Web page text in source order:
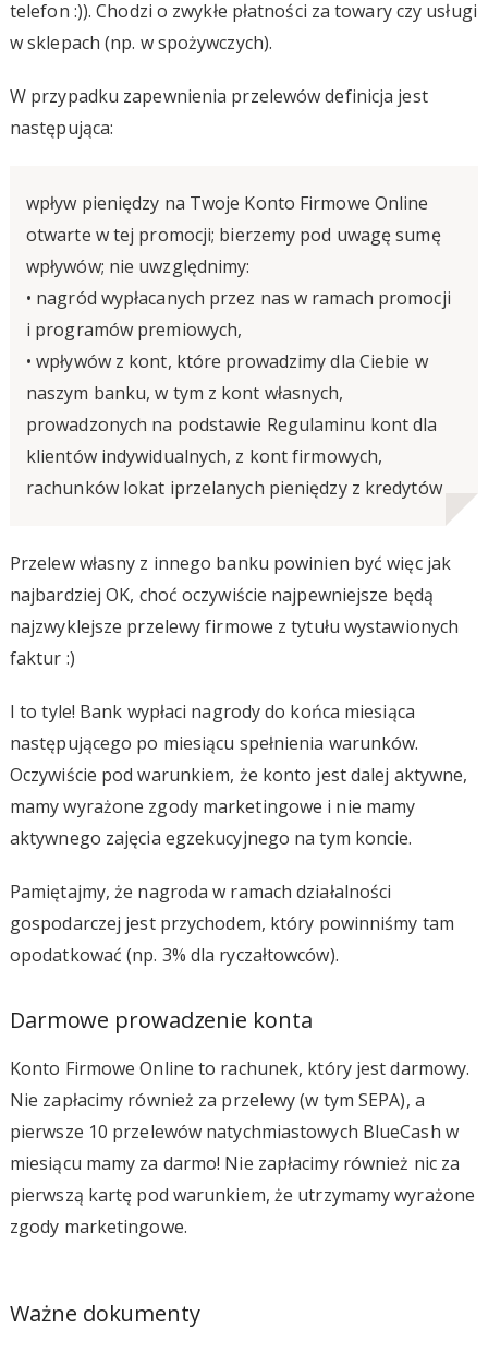
telefon :)). Chodzi o zwykłe płatności za towary czy usługi
w sklepach (np. w spożywczych).
W przypadku zapewnienia przelewów definicja jest
następująca:
wpływ pieniędzy na Twoje Konto Firmowe Online
otwarte w tej promocji; bierzemy pod uwagę sumę
wpływów; nie uwzględnimy:
• nagród wypłacanych przez nas w ramach promocji
i programów premiowych,
• wpływów z kont, które prowadzimy dla Ciebie w
naszym banku, w tym z kont własnych,
prowadzonych na podstawie Regulaminu kont dla
klientów indywidualnych, z kont firmowych,
rachunków lokat iprzelanych pieniędzy z kredytów
Przelew własny z innego banku powinien być więc jak
najbardziej OK, choć oczywiście najpewniejsze będą
najzwyklejsze przelewy firmowe z tytułu wystawionych
faktur :)
I to tyle! Bank wypłaci nagrody do końca miesiąca
następującego po miesiącu spełnienia warunków.
Oczywiście pod warunkiem, że konto jest dalej aktywne,
mamy wyrażone zgody marketingowe i nie mamy
aktywnego zajęcia egzekucyjnego na tym koncie.
Pamiętajmy, że nagroda w ramach działalności
gospodarczej jest przychodem, który powinniśmy tam
opodatkować (np. 3% dla ryczałtowców).
Darmowe prowadzenie konta
Konto Firmowe Online to rachunek, który jest darmowy.
Nie zapłacimy również za przelewy (w tym SEPA), a
pierwsze 10 przelewów natychmiastowych BlueCash w
miesiącu mamy za darmo! Nie zapłacimy również nic za
pierwszą kartę pod warunkiem, że utrzymamy wyrażone
zgody marketingowe.
Ważne dokumenty